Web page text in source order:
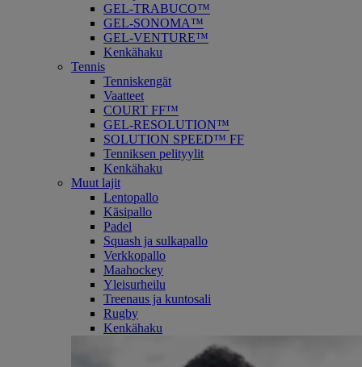
GEL-TRABUCO™
GEL-SONOMA™
GEL-VENTURE™
Kenkähaku
Tennis
Tenniskengät
Vaatteet
COURT FF™
GEL-RESOLUTION™
SOLUTION SPEED™ FF
Tenniksen pelityylit
Kenkähaku
Muut lajit
Lentopallo
Käsipallo
Padel
Squash ja sulkapallo
Verkkopallo
Maahockey
Yleisurheilu
Treenaus ja kuntosali
Rugby
Kenkähaku